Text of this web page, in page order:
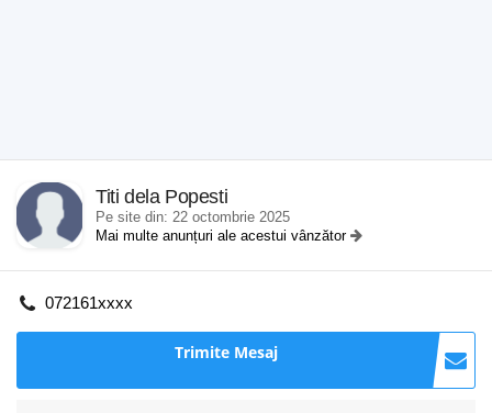
Titi dela Popesti
Pe site din: 22 octombrie 2025
Mai multe anunțuri ale acestui vânzător
072161xxxx
Trimite Mesaj